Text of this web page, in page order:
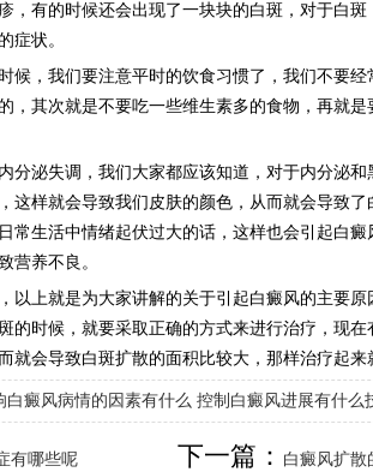
，有的时候还会出现了一块块的白斑，对于白斑
症状。
，我们要注意平时的饮食习惯了，我们不要经
，其次就是不要吃一些维生素多的食物，再就是
泌失调，我们大家都应该知道，对于内分泌和
这样就会导致我们皮肤的颜色，从而就会导致了
常生活中情绪起伏过大的话，这样也会引起白癜
营养不良。
以上就是为大家讲解的关于引起白癜风的主要原
的时候，就要采取正确的方式来进行治疗，现在
就会导致白斑扩散的面积比较大，那样治疗起来
白癜风病情的因素有什么 控制白癜风进展有什么
有哪些呢 下一篇： 白癜风扩散